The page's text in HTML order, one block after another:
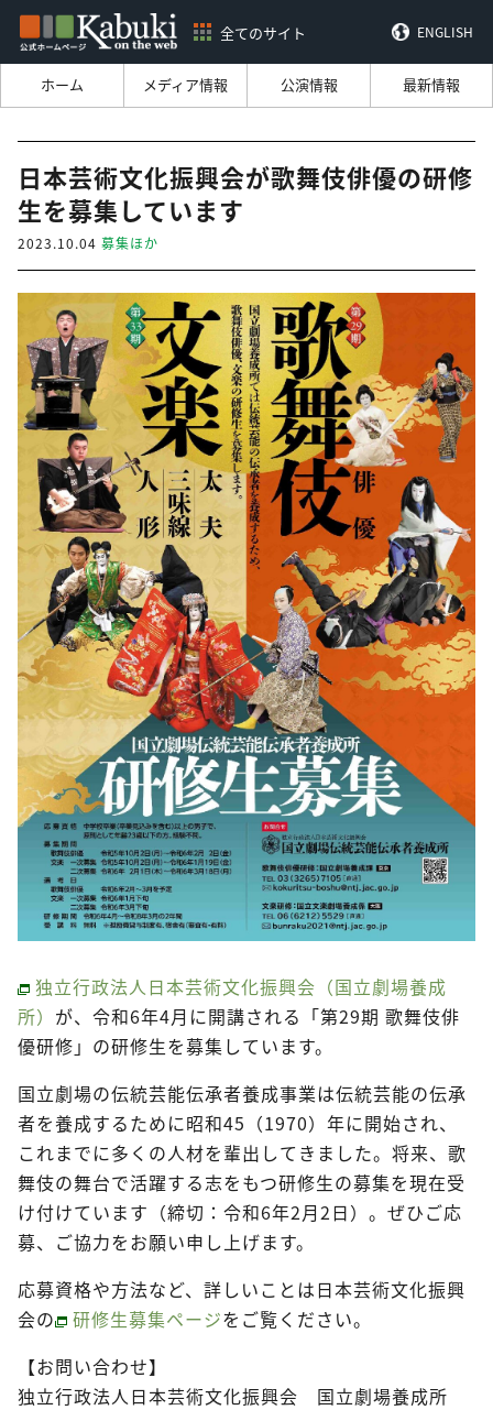
全てのサイト ENGLISH
ホーム メディア情報 公演情報 最新情報
日本芸術文化振興会が歌舞伎俳優の研修
生を募集しています
2023.10.04 募集ほか
独立行政法人日本芸術文化振興会（国立劇場養成
所） が、令和6年4月に開講される「第29期 歌舞伎俳
優研修」の研修生を募集しています。
国立劇場の伝統芸能伝承者養成事業は伝統芸能の伝承
者を養成するために昭和45（1970）年に開始され、
これまでに多くの人材を輩出してきました。将来、歌
舞伎の舞台で活躍する志をもつ研修生の募集を現在受
け付けています（締切：令和6年2月2日）。ぜひご応
募、ご協力をお願い申し上げます。
応募資格や方法など、詳しいことは日本芸術文化振興
会の
研修生募集ページをご覧ください。
【お問い合わせ】
独立行政法人日本芸術文化振興会 国立劇場養成所